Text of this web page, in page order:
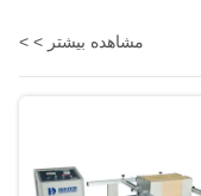
مشاهده بیشتر > >